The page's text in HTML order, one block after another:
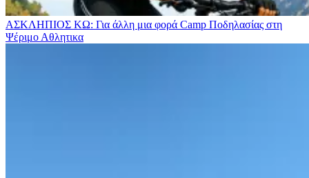
ΑΣΚΛΗΠΙΟΣ ΚΩ: Για άλλη μια φορά Camp Ποδηλασίας στη
Ψέριμο Αθλητικα